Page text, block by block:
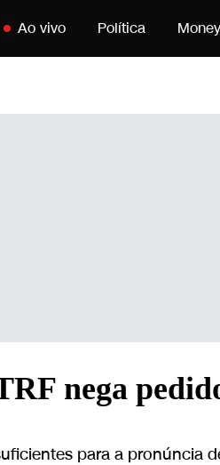
para o conteúdo
Ao vivo Política Money
nega
para a pronúncia